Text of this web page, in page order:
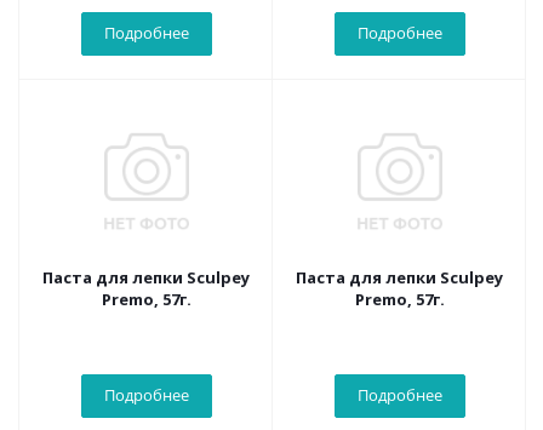
Подробнее Подробнее
Паста для лепки Sculpey
Premo, 57г.
Подробнее
Паста для лепки Sculpey
Premo, 57г.
Подробнее